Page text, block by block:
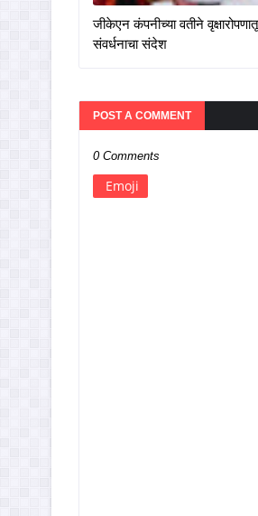
जीकेएन कंपनीच्या वतीने
संवर्धनाचा संदेश
POST A COMMENT
0 Comments
Emoji